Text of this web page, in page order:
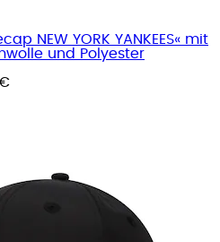
NEW YORK YANKEES« mit
und Polyester